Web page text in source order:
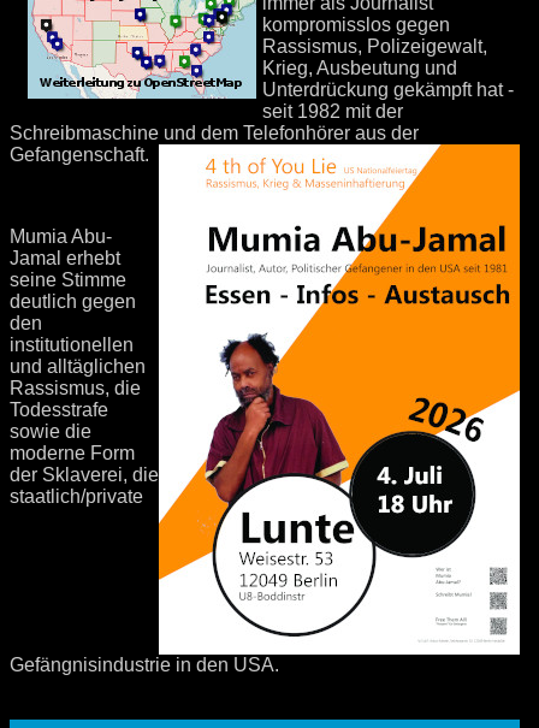
kompromisslos gegen
Rassismus, Polizeigewalt,
Krieg, Ausbeutung und
Unterdrückung gekämpft hat -
seit 1982 mit der
Schreibmaschine und dem Telefonhörer aus der
Gefangenschaft.
Mumia Abu-
Jamal erhebt
seine Stimme
deutlich gegen
den
institutionellen
und alltäglichen
Rassismus, die
Todesstrafe
sowie die
moderne Form
der Sklaverei, die
staatlich/private
Gefängnisindustrie in den USA.